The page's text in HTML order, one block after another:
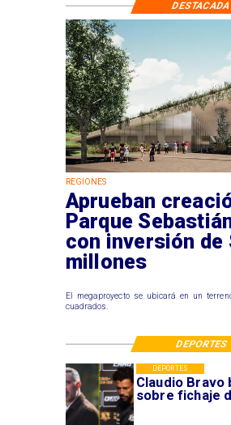
Claudio Bravo
sobre fichaje
DEPORTES
REGIONES
Aprueban
Parque
con inversión de
millones
El megaproyecto se ubicará en un
cuadrados.
DESTACADA
DEPORTES